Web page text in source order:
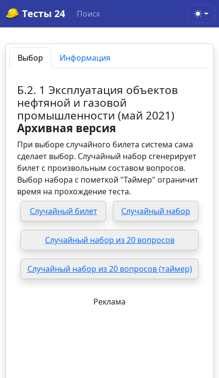
Тесты 24 Поиск
Выбор Информация
Б.2. 1 Эксплуатация объектов
нефтяной и газовой
промышленности (май 2021)
Архивная версия
При выборе случайного билета система сама
сделает выбор. Случайный набор сгенерирует
билет с произвольным составом вопросов.
Выбор набора с пометкой "Таймер" ограничит
время на прохождение теста.
Случайный билет
Случайный набор
Случайный набор из 20 вопросов
Случайный набор из 20 вопросов (таймер)
Реклама